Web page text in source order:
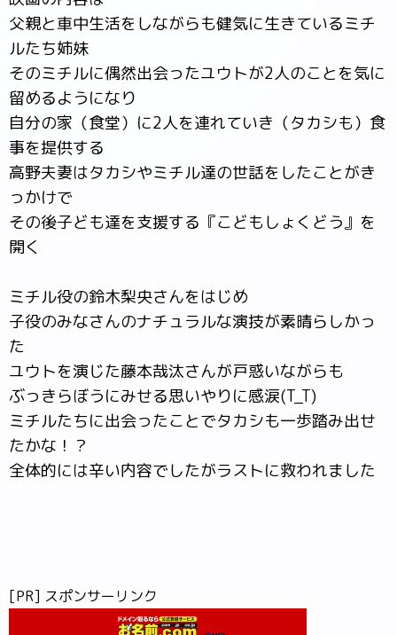
父親と車中生活をしながらも健気に生きているミチ
ルたち姉妹
そのミチルに偶然出会ったユウトが2人のことを気に
留めるようになり
自分の家（食堂）に2人を連れていき（タカシも）食
事を提供する
高野夫妻はタカシやミチル達の世話をしたことがき
っかけで
その後子ども達を支援する『こどもしょくどう』を
開く
ミチル役の鈴木梨央さんをはじめ
子役のみなさんのナチュラルな演技が素晴らしかっ
た
ユウトを演じた藤本哉汰さんが戸惑いながらも
ぶっきらぼうにみせる思いやりに感涙(T_T)
ミチルたちに出会ったことでタカシも一歩踏み出せ
たかな！？
全体的には辛い内容でしたがラストに救われました
[PR] スポンサーリンク